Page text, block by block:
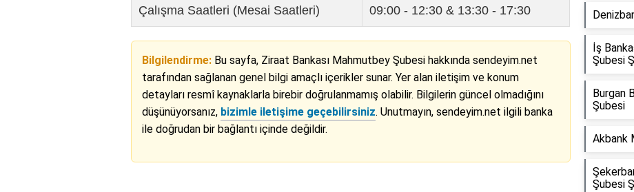
Çalışma Saatleri (Mesai Saatleri) 09:00 - 12:30 & 13:30 - 17:30
Bilgilendirme: Bu sayfa, Ziraat Bankası Mahmutbey Şubesi hakkında sendeyim.net
tarafından sağlanan genel bilgi amaçlı içerikler sunar. Yer alan iletişim ve konum
detayları resmî kaynaklarla birebir doğrulanmamış olabilir. Bilgilerin güncel olmadığını
düşünüyorsanız, bizimle iletişime geçebilirsiniz. Unutmayın, sendeyim.net ilgili banka
ile doğrudan bir bağlantı içinde değildir.
İş
Şubesi
Burgan
Şubesi
Akbank
Şubesi